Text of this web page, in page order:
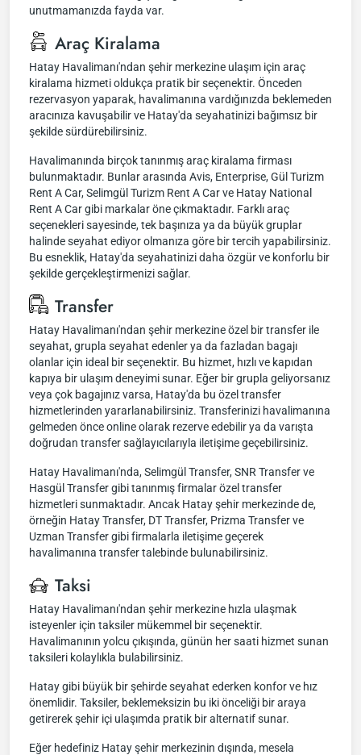
unutmamanızda fayda var.
Araç Kiralama
Hatay Havalimanı'ndan şehir merkezine ulaşım için araç
kiralama hizmeti oldukça pratik bir seçenektir. Önceden
rezervasyon yaparak, havalimanına vardığınızda beklemeden
aracınıza kavuşabilir ve Hatay'da seyahatinizi bağımsız bir
şekilde sürdürebilirsiniz.
Havalimanında birçok tanınmış araç kiralama firması
bulunmaktadır. Bunlar arasında Avis, Enterprise, Gül Turizm
Rent A Car, Selimgül Turizm Rent A Car ve Hatay National
Rent A Car gibi markalar öne çıkmaktadır. Farklı araç
seçenekleri sayesinde, tek başınıza ya da büyük gruplar
halinde seyahat ediyor olmanıza göre bir tercih yapabilirsiniz.
Bu esneklik, Hatay'da seyahatinizi daha özgür ve konforlu bir
şekilde gerçekleştirmenizi sağlar.
Transfer
Hatay Havalimanı'ndan şehir merkezine özel bir transfer ile
seyahat, grupla seyahat edenler ya da fazladan bagajı
olanlar için ideal bir seçenektir. Bu hizmet, hızlı ve kapıdan
kapıya bir ulaşım deneyimi sunar. Eğer bir grupla geliyorsanız
veya çok bagajınız varsa, Hatay'da bu özel transfer
hizmetlerinden yararlanabilirsiniz. Transferinizi havalimanına
gelmeden önce online olarak rezerve edebilir ya da varışta
doğrudan transfer sağlayıcılarıyla iletişime geçebilirsiniz.
Hatay Havalimanı'nda, Selimgül Transfer, SNR Transfer ve
Hasgül Transfer gibi tanınmış firmalar özel transfer
hizmetleri sunmaktadır. Ancak Hatay şehir merkezinde de,
örneğin Hatay Transfer, DT Transfer, Prizma Transfer ve
Uzman Transfer gibi firmalarla iletişime geçerek
havalimanına transfer talebinde bulunabilirsiniz.
Taksi
Hatay Havalimanı'ndan şehir merkezine hızla ulaşmak
isteyenler için taksiler mükemmel bir seçenektir.
Havalimanının yolcu çıkışında, günün her saati hizmet sunan
taksileri kolaylıkla bulabilirsiniz.
Hatay gibi büyük bir şehirde seyahat ederken konfor ve hız
önemlidir. Taksiler, beklemeksizin bu iki önceliği bir araya
getirerek şehir içi ulaşımda pratik bir alternatif sunar.
Eğer hedefiniz Hatay şehir merkezinin dışında, mesela